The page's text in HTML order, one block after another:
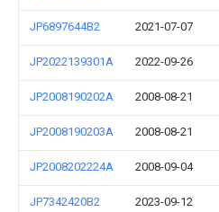
JP6897644B2 2021-07-07
JP2022139301A 2022-09-26
JP2008190202A 2008-08-21
JP2008190203A 2008-08-21
JP2008202224A 2008-09-04
JP7342420B2 2023-09-12